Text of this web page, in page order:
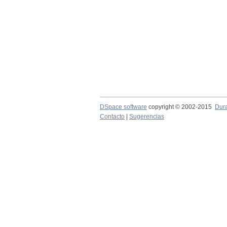
DSpace software copyright © 2002-2015
Contacto
Sugerencias